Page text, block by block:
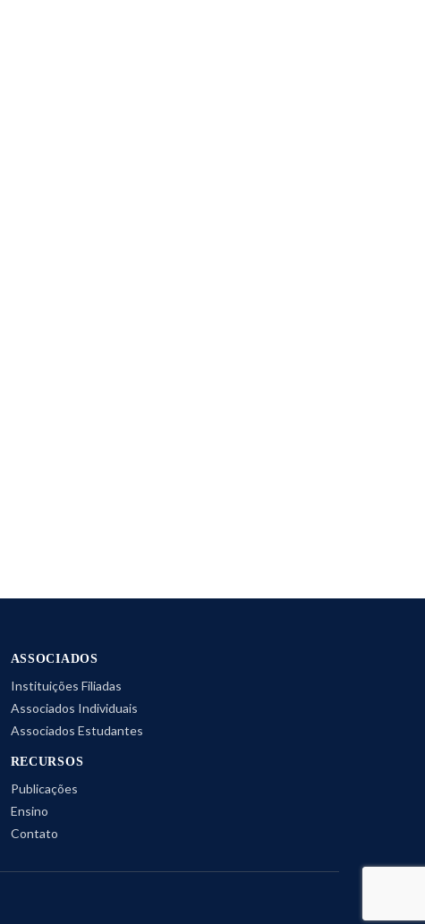
ASSOCIADOS
Instituições Filiadas
Associados Individuais
Associados Estudantes
RECURSOS
Publicações
Ensino
Contato